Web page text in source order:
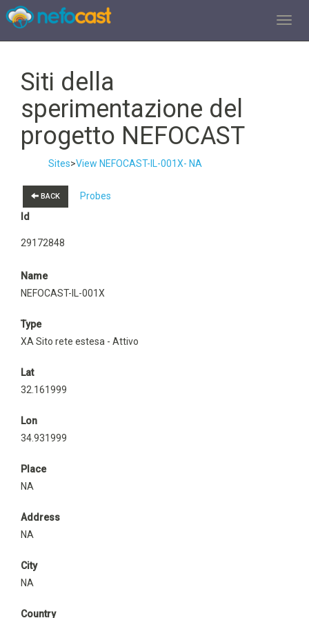
Siti della
sperimentazione del
progetto NEFOCAST
Sites>View NEFOCAST-IL-001X- NA
BACK
Probes
Id
29172848
Name
NEFOCAST-IL-001X
Type
XA Sito rete estesa - Attivo
Lat
32.161999
Lon
34.931999
Place
NA
Address
NA
City
NA
Country